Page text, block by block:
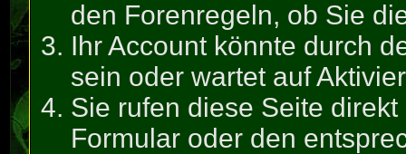
den Forenregeln, ob Sie
Ihr Account könnte durch
sein oder wartet auf
Sie rufen diese Seite
Formular oder den